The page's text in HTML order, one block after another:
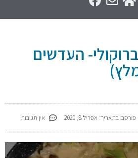
העדשים
פורסם בתאריך:אפריל 8, 2020 אין תגובות